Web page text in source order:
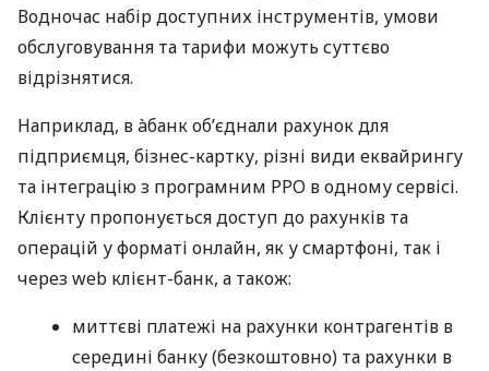
Водночас набір доступних інструментів, умови
обслуговування та тарифи можуть суттєво
відрізнятися.
Наприклад, в àбанк об’єднали рахунок для
підприємця, бізнес-картку, різні види еквайрингу
та інтеграцію з програмним РРО в одному сервісі.
Клієнту пропонується доступ до рахунків та
операцій у форматі онлайн, як у смартфоні, так і
через web клієнт-банк, а також:
миттєві платежі на рахунки контрагентів в
середині банку (безкоштовно) та рахунки в